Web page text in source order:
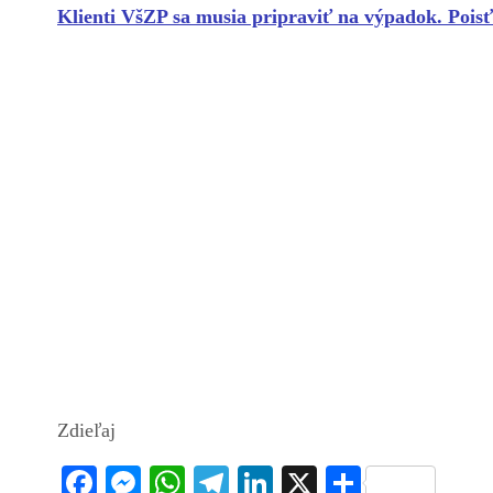
Klienti VšZP sa musia pripraviť na výpadok.
Zdieľaj
Fa M
W
Te
Li
X S